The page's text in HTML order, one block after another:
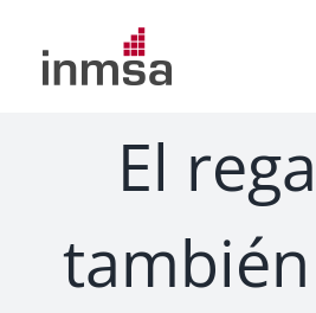
contenido
El